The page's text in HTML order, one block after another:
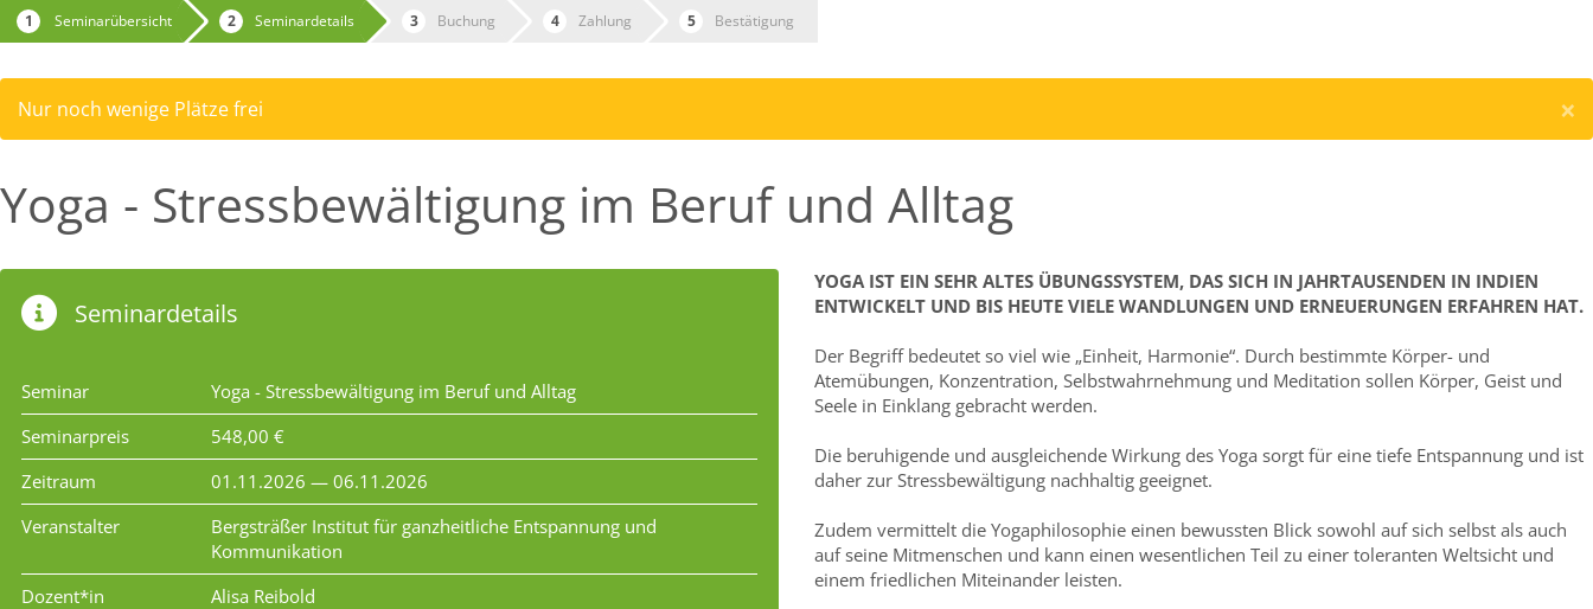
Seminarübersicht Seminardetails Buchung Zahlung Bestätigung
×
Nur noch wenige Plätze frei
Yoga - Stressbewältigung im Beruf und Alltag
Seminardetails
Seminar
Yoga - Stressbewältigung im Beruf und Alltag
Seminarpreis
548,00 €
Zeitraum
01.11.2026 — 06.11.2026
Veranstalter
Bergsträßer Institut für ganzheitliche Entspannung und
Kommunikation
Dozent*in
Alisa Reibold
YOGA IST EIN SEHR ALTES ÜBUNGSSYSTEM, DAS SICH IN JAHRTAUSENDEN IN INDIEN
ENTWICKELT UND BIS HEUTE VIELE WANDLUNGEN UND ERNEUERUNGEN ERFAHREN HAT.
Der Begriff bedeutet so viel wie „Einheit, Harmonie“. Durch bestimmte Körper- und
Atemübungen, Konzentration, Selbstwahrnehmung und Meditation sollen Körper, Geist und
Seele in Einklang gebracht werden.
Die beruhigende und ausgleichende Wirkung des Yoga sorgt für eine tiefe Entspannung und ist
daher zur Stressbewältigung nachhaltig geeignet.
Zudem vermittelt die Yogaphilosophie einen bewussten Blick sowohl auf sich selbst als auch
auf seine Mitmenschen und kann einen wesentlichen Teil zu einer toleranten Weltsicht und
einem friedlichen Miteinander leisten.